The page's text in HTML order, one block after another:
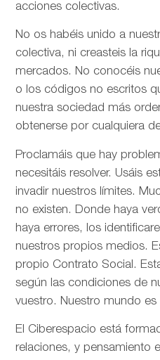
acciones colectivas.
No os habéis unido a
colectiva, ni creasteis la
mercados. No conocéis
o los códigos no escritos
nuestra sociedad más
obtenerse por cualquiera
Proclamáis que hay
necesitáis resolver. Usáis
invadir nuestros límites.
no existen. Donde haya
haya errores, los
nuestros propios medios.
propio Contrato Social.
según las condiciones de
vuestro. Nuestro mundo es
El Ciberespacio está
relaciones, y pensamiento